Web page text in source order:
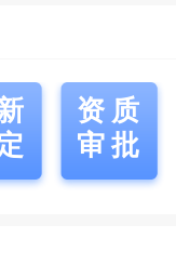
资质
审批